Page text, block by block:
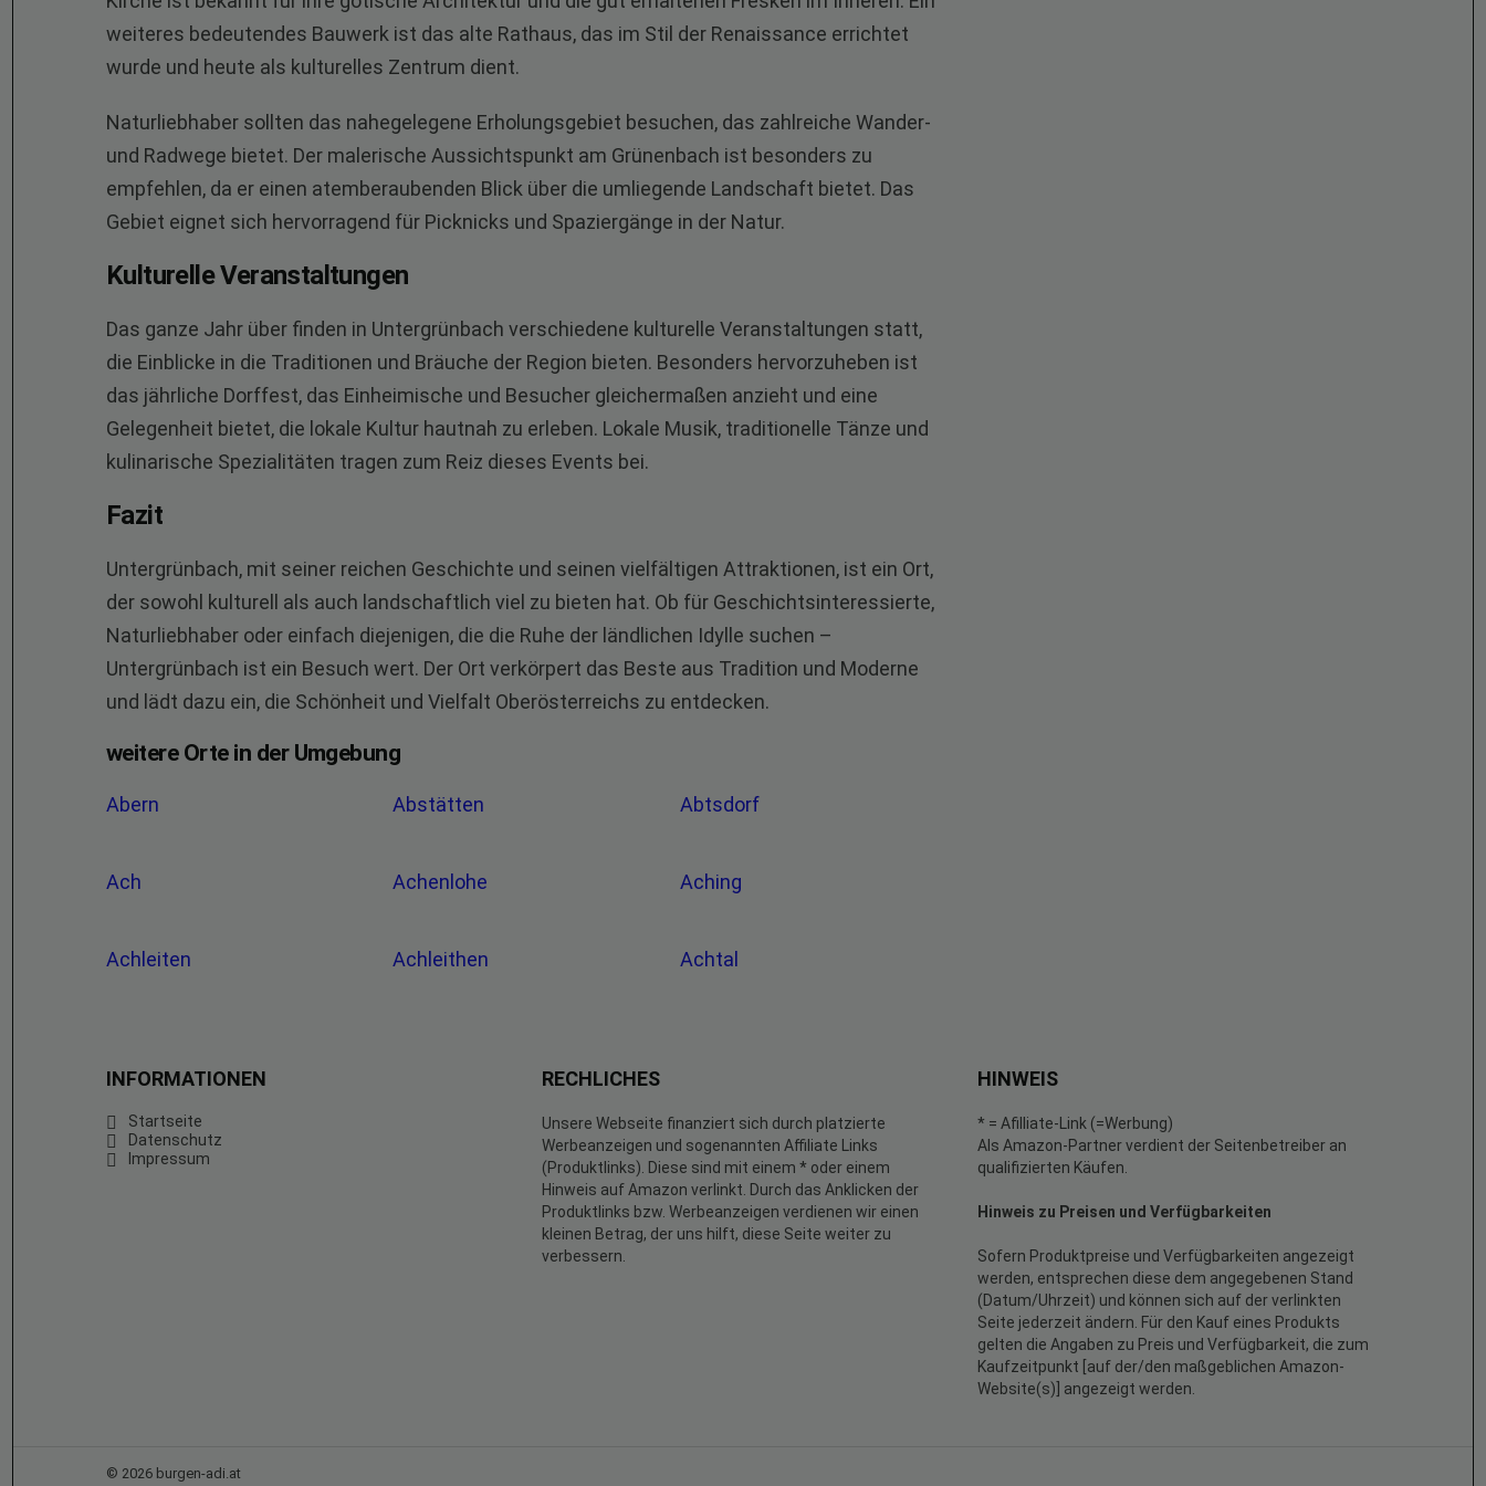
weiteres bedeutendes Bauwerk ist das alte Rathaus, das im Stil der Renaissance errichtet
wurde und heute als kulturelles Zentrum dient.
Naturliebhaber sollten das nahegelegene Erholungsgebiet besuchen, das zahlreiche Wander-
und Radwege bietet. Der malerische Aussichtspunkt am Grünenbach ist besonders zu
empfehlen, da er einen atemberaubenden Blick über die umliegende Landschaft bietet. Das
Gebiet eignet sich hervorragend für Picknicks und Spaziergänge in der Natur.
Kulturelle Veranstaltungen
Das ganze Jahr über finden in Untergrünbach verschiedene kulturelle Veranstaltungen statt,
die Einblicke in die Traditionen und Bräuche der Region bieten. Besonders hervorzuheben ist
das jährliche Dorffest, das Einheimische und Besucher gleichermaßen anzieht und eine
Gelegenheit bietet, die lokale Kultur hautnah zu erleben. Lokale Musik, traditionelle Tänze und
kulinarische Spezialitäten tragen zum Reiz dieses Events bei.
Fazit
Untergrünbach, mit seiner reichen Geschichte und seinen vielfältigen Attraktionen, ist ein Ort,
der sowohl kulturell als auch landschaftlich viel zu bieten hat. Ob für Geschichtsinteressierte,
Naturliebhaber oder einfach diejenigen, die die Ruhe der ländlichen Idylle suchen –
Untergrünbach ist ein Besuch wert. Der Ort verkörpert das Beste aus Tradition und Moderne
und lädt dazu ein, die Schönheit und Vielfalt Oberösterreichs zu entdecken.
weitere Orte in der Umgebung
Abern Abstätten Abtsdorf
Ach Achenlohe Aching
Achleiten Achleithen Achtal
INFORMATIONEN
Startseite
Datenschutz
Impressum
RECHLICHES
Unsere Webseite finanziert sich durch platzierte
Werbeanzeigen und sogenannten Affiliate Links
(Produktlinks). Diese sind mit einem * oder einem
Hinweis auf Amazon verlinkt. Durch das Anklicken der
Produktlinks bzw. Werbeanzeigen verdienen wir einen
kleinen Betrag, der uns hilft, diese Seite weiter zu
verbessern.
HINWEIS
* = Afilliate-Link (=Werbung)
Als Amazon-Partner verdient der Seitenbetreiber an
qualifizierten Käufen.
Hinweis zu Preisen und Verfügbarkeiten
Sofern Produktpreise und Verfügbarkeiten angezeigt
werden, entsprechen diese dem angegebenen Stand
(Datum/Uhrzeit) und können sich auf der verlinkten
Seite jederzeit ändern. Für den Kauf eines Produkts
gelten die Angaben zu Preis und Verfügbarkeit, die zum
Kaufzeitpunkt [auf der/den maßgeblichen Amazon-
Website(s)] angezeigt werden.
© 2026 burgen-adi.at